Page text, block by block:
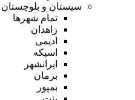
سیستان و بلوچستان
تمام شهر‌ها
زاهدان
ادیمی
اسپکه
ایرانشهر
بزمان
بمپور